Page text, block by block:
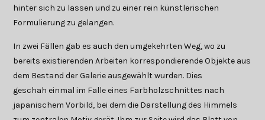
hinter sich zu lassen und zu einer rein künstlerischen
Formulierung zu gelangen.
In zwei Fällen gab es auch den umgekehrten Weg, wo zu
bereits existierenden Arbeiten korrespondierende Objekte aus
dem Bestand der Galerie ausgewählt wurden. Dies
geschah einmal im Falle eines Farbholzschnittes nach
japanischem Vorbild, bei dem die Darstellung des Himmels